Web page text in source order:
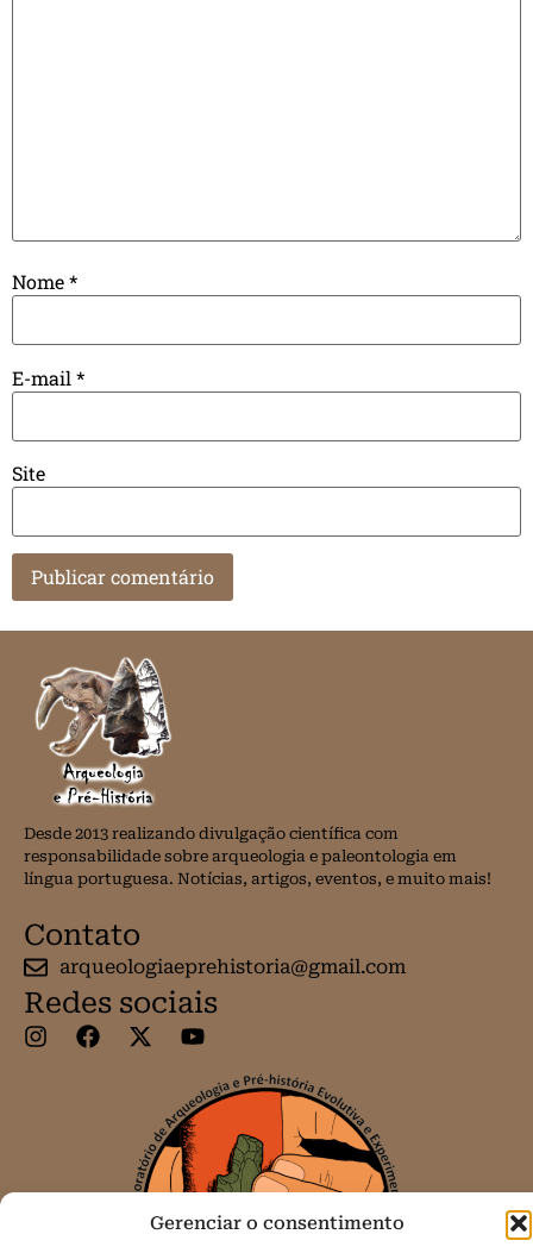
Gerenciar o consentimento
Nome*
E-mail *
Site
Desde 2013 realizando divulgação científica com
responsabilidade sobre arqueologia e paleontologia em
língua portuguesa. Notícias, artigos, eventos, e muito mais!
Contato
arqueologiaeprehistoria@gmail.com
Redes sociais